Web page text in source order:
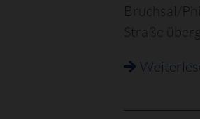
Bruchsal/
Straße